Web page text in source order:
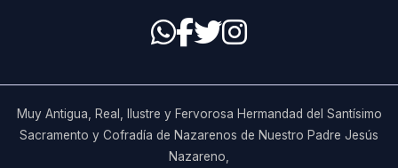
Muy Antigua, Real, Ilustre y Fervorosa Hermandad del Santísimo
Sacramento y Cofradía de Nazarenos de Nuestro Padre Jesús
Nazareno,